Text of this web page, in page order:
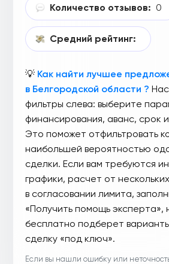
Количество отзывов: 0
Средний рейтинг:
💡 Как найти лучшее
в Белгородской области ?
фильтры слева: выберите
финансирования, аванс, срок
Это поможет отфильтровать
наибольшей вероятностью
сделки. Если вам требуются
графики, расчет от
в согласовании лимита,
«Получить помощь
бесплатно подберет
сделку «под ключ».
Если вы нашли ошибку или